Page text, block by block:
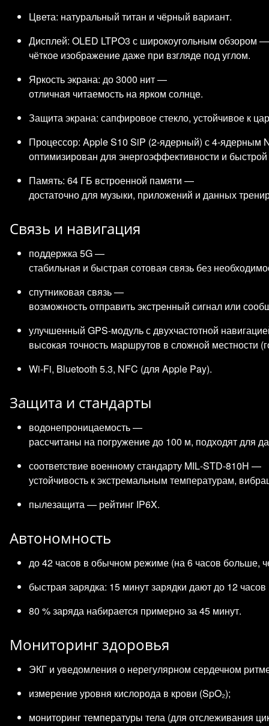
Цвета: натуральный титан и чёрный вариант.
Дисплей: OLED LTPO3 с широкоугольным обзором —
чёткое изображение даже при взгляде под углом.
Яркость экрана: до 3000 нит —
отличная читаемость на ярком солнце.
Защита экрана: сапфировое стекло, устойчивое к
Процессор: Apple S10 SiP (2‑ядерный) с 4‑ядерным
оптимизирован для энергоэффективности и
Память: 64 ГБ встроенной памяти —
достаточно для музыки, приложений и данных
Связь и навигация
поддержка 5G —
стабильная и быстрая сотовая связь без
спутниковая связь —
возможность отправить экстренный сигнал или
улучшенный GPS‑модуль с двухчастотной
высокая точность маршрутов в сложной местности
Wi‑Fi, Bluetooth 5.3, NFC (для Apple Pay).
Защита и стандарты
водонепроницаемость —
рассчитаны на погружение до 100 м, подходят для
соответствие военному стандарту MIL‑STD‑810H —
устойчивость к экстремальным температурам,
пылезащита — рейтинг IP6X.
Автономность
до 42 часов в обычном режиме (на 6 часов больше,
быстрая зарядка: 15 минут зарядки дают до 12
80 % заряда набирается примерно за 45 минут.
Мониторинг здоровья
ЭКГ и уведомления о нерегулярном сердечном
измерение уровня кислорода в крови (SpO₂);
мониторинг температуры тела (для отслеживания